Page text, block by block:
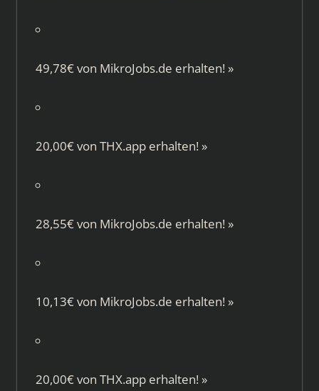
49,78€ von MikroJobs.de erhalten! »
20,00€ von THX.apperhalten! »
28,55€ von MikroJobs.de erhalten! »
10,13€ von MikroJobs.de erhalten! »
20,00€ von THX.apperhalten! »